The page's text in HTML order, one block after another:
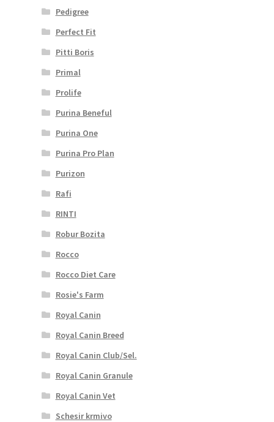
Pedigree
Perfect Fit
Pitti Boris
Primal
Prolife
Purina Beneful
Purina One
Purina Pro Plan
Purizon
Rafi
RINTI
Robur Bozita
Rocco
Rocco Diet Care
Rosie's Farm
Royal Canin
Royal Canin Breed
Royal Canin Club/Sel.
Royal Canin Granule
Royal Canin Vet
Schesir krmivo